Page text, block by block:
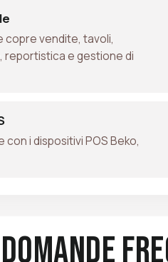
copre vendite, tavoli,
e gestione di
i dispositivi POS Beko,